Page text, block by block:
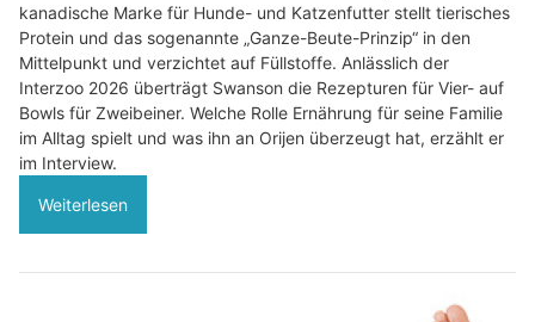
kanadische Marke für Hunde- und Katzenfutter stellt tierisches
Protein und das sogenannte „Ganze-Beute-Prinzip“ in den
Mittelpunkt und verzichtet auf Füllstoffe. Anlässlich der
Interzoo 2026 überträgt Swanson die Rezepturen für Vier- auf
Bowls für Zweibeiner. Welche Rolle Ernährung für seine Familie
im Alltag spielt und was ihn an Orijen überzeugt hat, erzählt er
im Interview.
Weiterlesen